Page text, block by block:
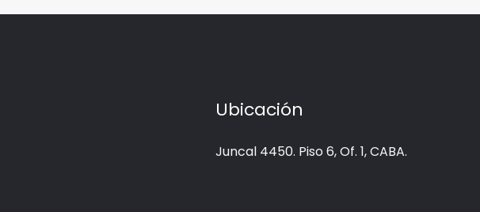
Ubicación
Juncal 4450. Piso 6, Of. 1, CABA.